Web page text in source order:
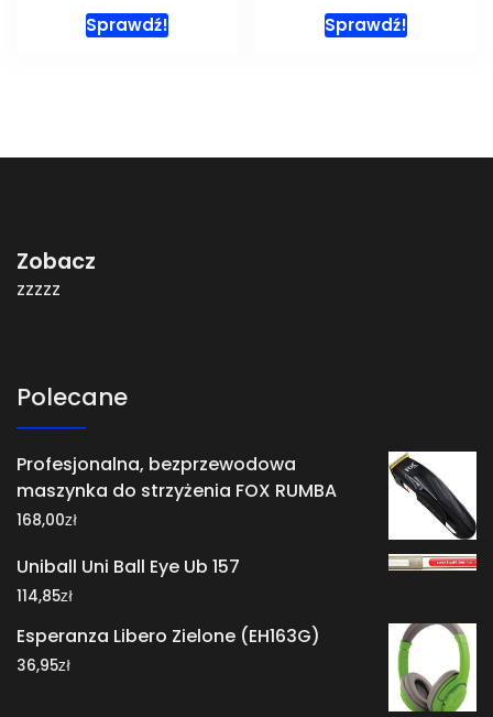
Sprawdź! Sprawdź!
Zobacz
zzzzz
Polecane
Profesjonalna, bezprzewodowa
maszynka do strzyżenia FOX RUMBA
168,00zł
Uniball Uni Ball Eye Ub 157
114,85zł
Esperanza Libero Zielone (EH163G)
36,95zł